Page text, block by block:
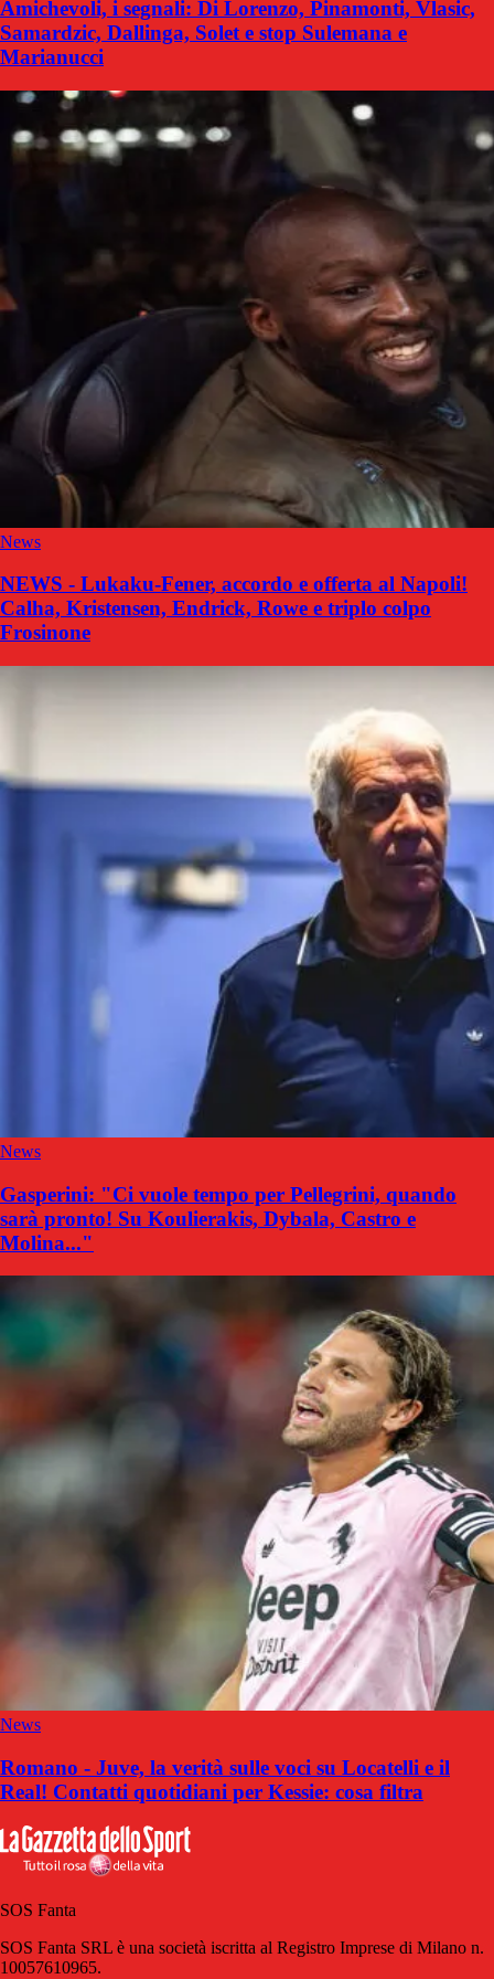
Amichevoli, i segnali: Di Lorenzo, Pinamonti, Vlasic,
Samardzic, Dallinga, Solet e stop Sulemana e
Marianucci
News
NEWS - Lukaku-Fener, accordo e offerta al Napoli!
Calha, Kristensen, Endrick, Rowe e triplo colpo
Frosinone
News
Gasperini: "Ci vuole tempo per Pellegrini, quando
sarà pronto! Su Koulierakis, Dybala, Castro e
Molina..."
News
Romano - Juve, la verità sulle voci su Locatelli e il
Real! Contatti quotidiani per Kessie: cosa filtra
SOS Fanta
SOS Fanta SRL è una società iscritta al Registro Imprese di Milano n.
10057610965.